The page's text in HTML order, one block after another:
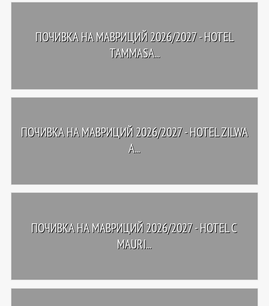
ПОЧИВКА НА МАВРИЦИЙ 2026/2027 - HOTEL
TAMMASA...
ПОЧИВКА НА МАВРИЦИЙ 2026/2027 - HOTEL ZILWA
A...
ПОЧИВКА НА МАВРИЦИЙ 2026/2027 - HOTEL C
MAURI...